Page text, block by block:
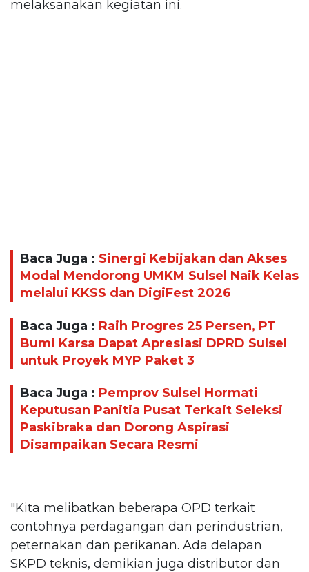
melaksanakan kegiatan ini.
Baca Juga : Sinergi Kebijakan dan Akses
Modal Mendorong UMKM Sulsel Naik Kelas
melalui KKSS dan DigiFest 2026
Baca Juga : Raih Progres 25 Persen, PT
Bumi Karsa Dapat Apresiasi DPRD Sulsel
untuk Proyek MYP Paket 3
Baca Juga : Pemprov Sulsel Hormati
Keputusan Panitia Pusat Terkait Seleksi
Paskibraka dan Dorong Aspirasi
Disampaikan Secara Resmi
"Kita melibatkan beberapa OPD terkait
contohnya perdagangan dan perindustrian,
peternakan dan perikanan. Ada delapan
SKPD teknis, demikian juga distributor dan